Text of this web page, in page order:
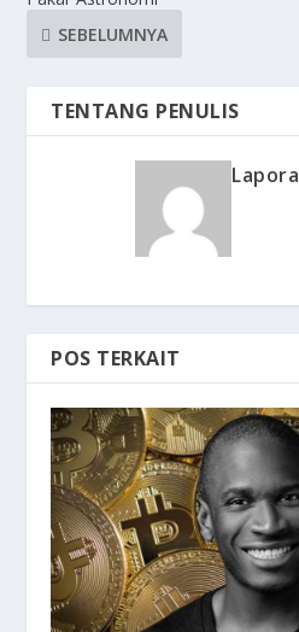
SEBELUMNYA
TENTANG PENULIS
POS TERKAIT